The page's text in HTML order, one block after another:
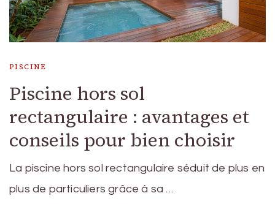
PISCINE
Piscine hors sol
rectangulaire : avantages et
conseils pour bien choisir
La piscine hors sol rectangulaire séduit de plus en
plus de particuliers grâce à sa …